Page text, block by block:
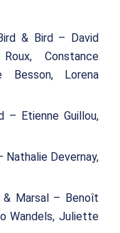
& Bird – David
Constance
Besson, Lorena
– Etienne Guillou,
Nathalie Devernay,
& Marsal – Benoît
Wandels, Juliette